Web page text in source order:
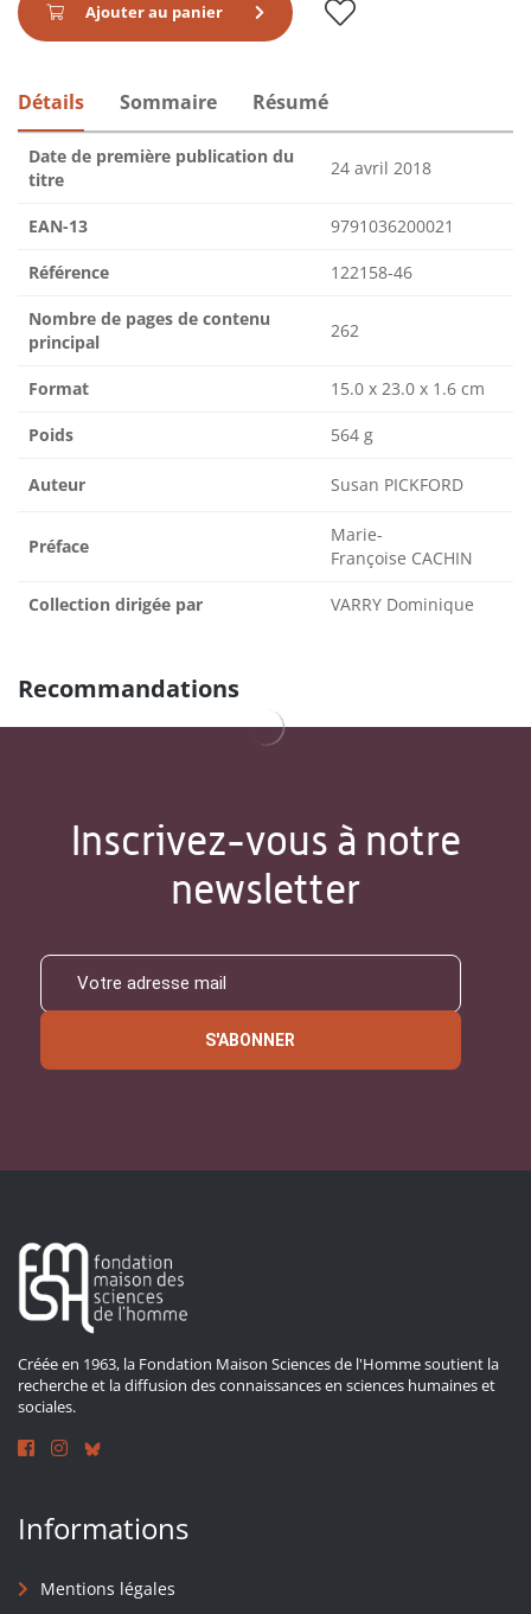
Ajouter au panier
Détails Sommaire Résumé
Date de première publication du
titre
24 avril 2018
EAN-13 9791036200021
Référence 122158-46
Nombre de pages de contenu
principal
262
Format 15.0 x 23.0 x 1.6 cm
Poids 564 g
Auteur Susan PICKFORD
Préface
Marie-
Françoise CACHIN
Collection dirigée par VARRY Dominique
Recommandations
Inscrivez-vous à notre
newsletter
S'ABONNER
Créée en 1963, la Fondation Maison Sciences de l'Homme soutient la
recherche et la diffusion des connaissances en sciences humaines et
sociales.
Informations
Mentions légales